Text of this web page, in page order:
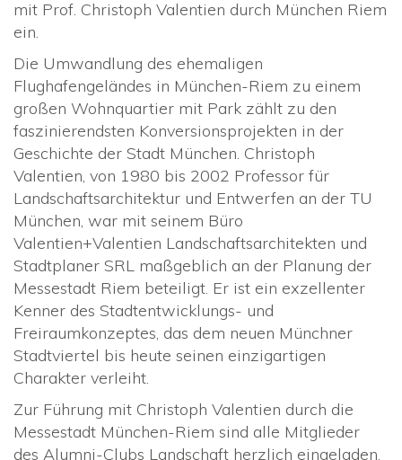
mit Prof. Christoph Valentien durch München Riem
ein.
Die Umwandlung des ehemaligen
Flughafengeländes in München-Riem zu einem
großen Wohnquartier mit Park zählt zu den
faszinierendsten Konversionsprojekten in der
Geschichte der Stadt München. Christoph
Valentien, von 1980 bis 2002 Professor für
Landschaftsarchitektur und Entwerfen an der TU
München, war mit seinem Büro
Valentien+Valentien Landschaftsarchitekten und
Stadtplaner SRL maßgeblich an der Planung der
Messestadt Riem beteiligt. Er ist ein exzellenter
Kenner des Stadtentwicklungs- und
Freiraumkonzeptes, das dem neuen Münchner
Stadtviertel bis heute seinen einzigartigen
Charakter verleiht.
Zur Führung mit Christoph Valentien durch die
Messestadt München-Riem sind alle Mitglieder
des Alumni-Clubs Landschaft herzlich eingeladen.